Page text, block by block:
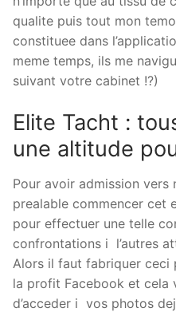
qualite puis tout mon
constituee dans
meme temps, ils me
suivant votre cabinet !?)
Elite Tacht :
une altitude
Pour avoir admission
prealable commencer cet
pour effectuer une telle
confrontations i l’autres
Alors il faut fabriquer ceci
la profit Facebook et cela
d’acceder i vos photos